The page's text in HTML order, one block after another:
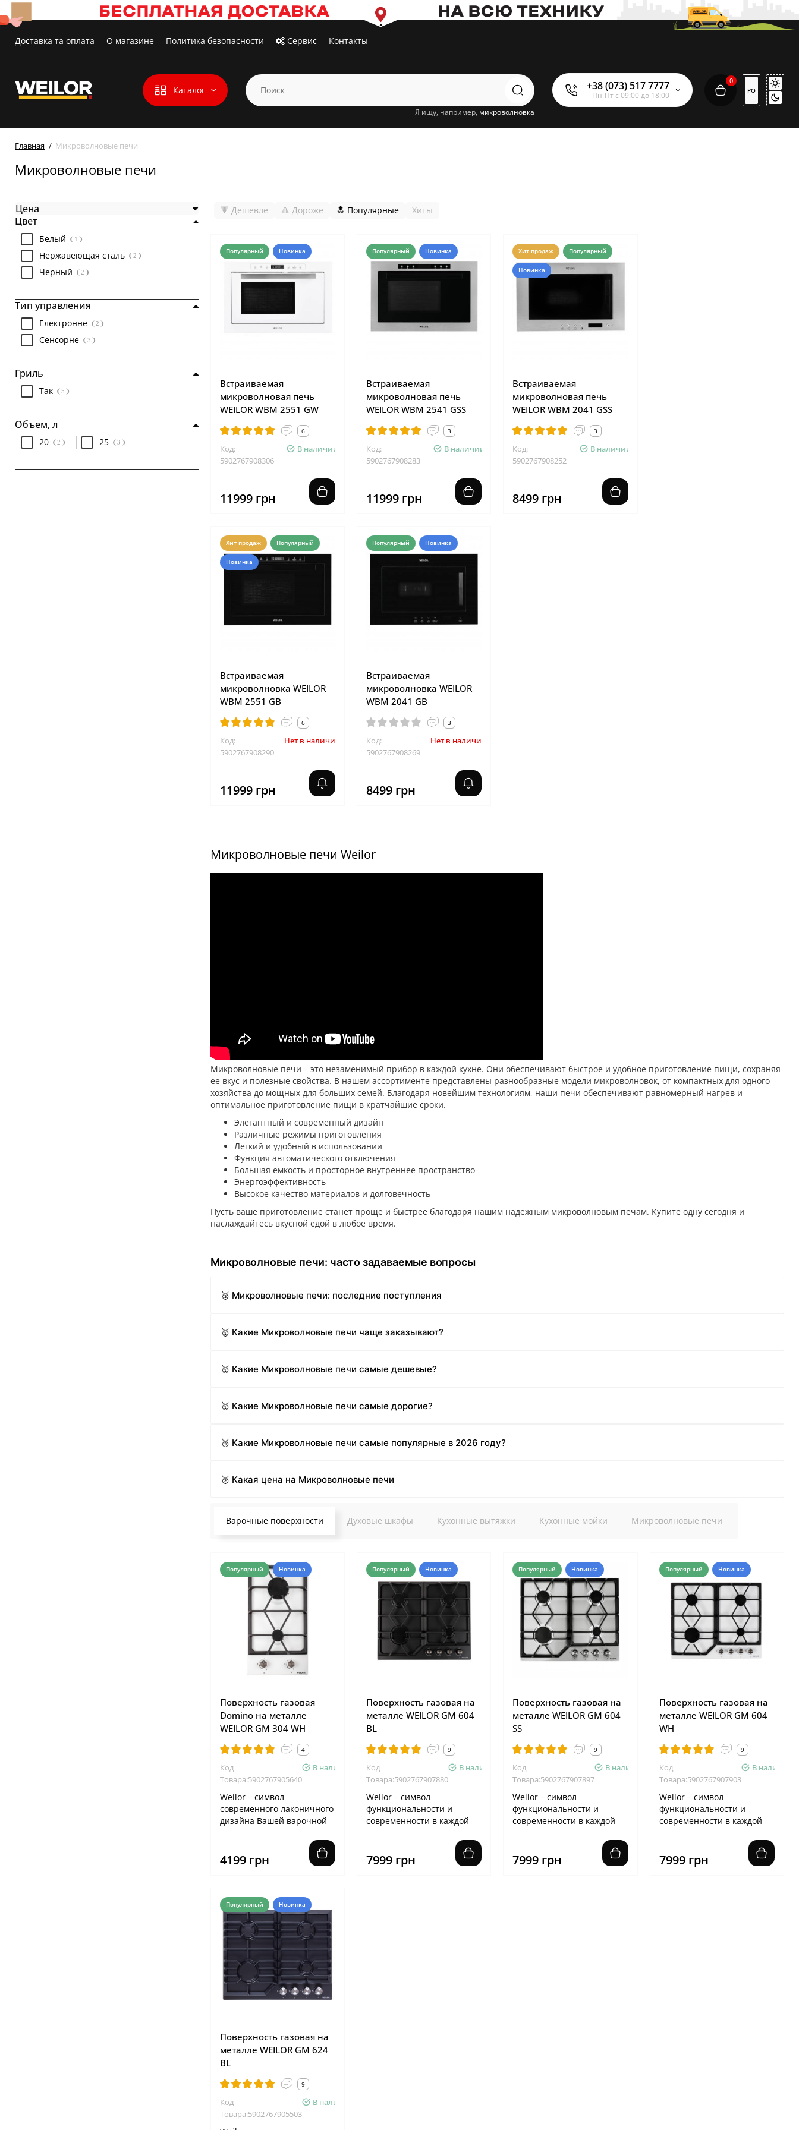
Доставка та оплата О магазине Политика безопасности Сервис Контакты
Каталог +38 (073) 517 7777
Пн-Пт с 09:00 до 18:00
Я ищу, например, микроволновка
0
РО
Главная Микроволновые печи
Микроволновые печи
Цена
Цвет
Белый 1
Нержавеющая сталь 2
Черный 2
Тип управления
Електронне 2
Сенсорне 3
Гриль
Так 5
Объем, л
20 2 25 3
🔻 Дешевле 🔺 Дороже 🔝 Популярные Хиты
Популярный Новинка
Встраиваемая
микроволновая печь
WEILOR WBM 2551 GW
6
Код:
5902767908306
В наличии
11999 грн
Популярный Новинка
Встраиваемая
микроволновая печь
WEILOR WBM 2541 GSS
3
Код:
5902767908283
В наличии
11999 грн
Хит продаж Популярный
Новинка
Встраиваемая
микроволновая печь
WEILOR WBM 2041 GSS
3
Код:
5902767908252
В наличии
8499 грн
Хит продаж Популярный
Новинка
Встраиваемая
микроволновка WEILOR
WBM 2551 GB
6
Код:
5902767908290
Нет в наличии
11999 грн
Популярный Новинка
Встраиваемая
микроволновка WEILOR
WBM 2041 GB
3
Код:
5902767908269
Нет в наличии
8499 грн
Микроволновые печи Weilor
Микроволновые печи – это незаменимый прибор в каждой кухне. Они обеспечивают быстрое и удобное приготовление пищи, сохраняя
ее вкус и полезные свойства. В нашем ассортименте представлены разнообразные модели микроволновок, от компактных для одного
хозяйства до мощных для больших семей. Благодаря новейшим технологиям, наши печи обеспечивают равномерный нагрев и
оптимальное приготовление пищи в кратчайшие сроки.
Элегантный и современный дизайн
Различные режимы приготовления
Легкий и удобный в использовании
Функция автоматического отключения
Большая емкость и просторное внутреннее пространство
Энергоэффективность
Высокое качество материалов и долговечность
Пусть ваше приготовление станет проще и быстрее благодаря нашим надежным микроволновым печам. Купите одну сегодня и
наслаждайтесь вкусной едой в любое время.
Микроволновые печи: часто задаваемые вопросы
🥉 Микроволновые печи: последние поступления
🥇 Какие Микроволновые печи чаще заказывают?
🥇 Какие Микроволновые печи самые дешевые?
🥇 Какие Микроволновые печи самые дорогие?
🥉 Какие Микроволновые печи самые популярные в 2026 году?
🥈 Какая цена на Микроволновые печи
Варочные поверхности Духовые шкафы Кухонные вытяжки Кухонные мойки Микроволновые печи
Популярный Новинка
Поверхность газовая
Domino на металле
WEILOR GM 304 WH
4
Код
Товара:5902767905640
В наличии
Weilor – символ
современного лаконичного
дизайна Вашей варочной
4199 грн
Популярный Новинка
Поверхность газовая на
металле WEILOR GM 604
BL
9
Код
Товара:5902767907880
В наличии
Weilor – символ
функциональности и
современности в каждой
решеток варочной по..
7999 грн
Популярный Новинка
Поверхность газовая на
металле WEILOR GM 604
SS
9
Код
Товара:5902767907897
В наличии
Weilor – символ
функциональности и
современности в каждой
решеток варочной по..
7999 грн
Популярный Новинка
Поверхность газовая на
металле WEILOR GM 604
WH
9
Код
Товара:5902767907903
В наличии
Weilor – символ
функциональности и
современности в каждой
решеток варочной по..
7999 грн
Популярный Новинка
Поверхность газовая на
металле WEILOR GM 624
BL
9
Код
Товара:5902767905503
В наличии